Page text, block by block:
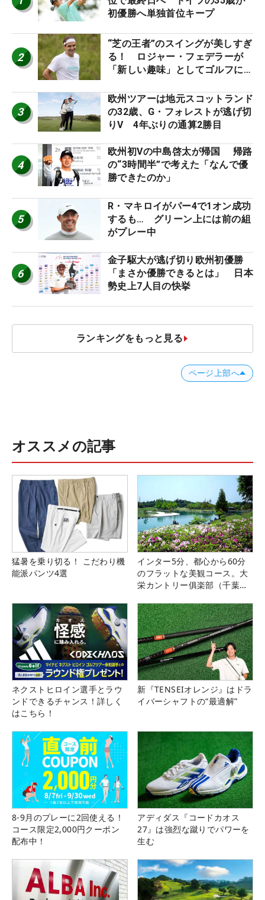
初優勝へ単独首位キープ
2
“芝の王者”のスイングが美しすぎ
る！ ロジャー・フェデラーが
「新しい趣味」としてゴルフに挑
3
欧州ツアーは地元スコットランド
の32歳、G・フォレストが逃げ切
りV 4年ぶりの通算2勝目
4
欧州初Vの中島啓太が帰国 帰路
の“3時間半”で考えた「なんで優
勝できたのか」
5
R・マキロイがパー4で1オン成功
するも… グリーン上には前の組
がプレー中
6
金子駆大が逃げ切り欧州初優勝
「まさか優勝できるとは」 日本
勢史上7人目の快挙
ランキングをもっと見る
ページ上部へ
オススメの記事
猛暑を乗り切る！ こだわり機
能派パンツ4選
インター5分、都心から60分
のフラットな美観コース。大
栄カントリー俱楽部（千葉
ネクストヒロイン選手とラウ
ンドできるチャンス！詳しく
はこちら！
新『TENSEIオレンジ』はドラ
イバーシャフトの“最適解”
8-9月のプレーに2回使える！
コース限定2,000円クーポン
配布中！
アディダス『コードカオス
27』は強烈な蹴りでパワーを
生む